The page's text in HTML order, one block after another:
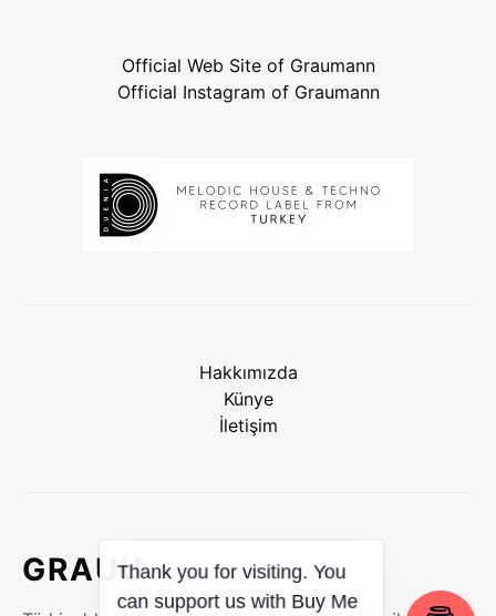
Official Web Site of Graumann
Official Instagram of Graumann
Hakkımızda
Künye
İletişim
GRAUU